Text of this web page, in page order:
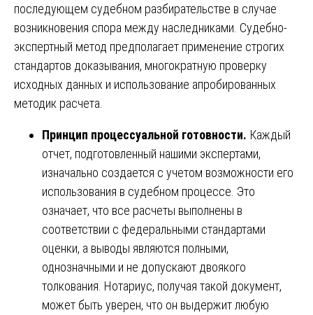
последующем судебном разбирательстве в случае
возникновения спора между наследниками. Судебно-
экспертный метод предполагает применение строгих
стандартов доказывания, многократную проверку
исходных данных и использование апробированных
методик расчета.
Принцип процессуальной готовности. Каждый
отчет, подготовленный нашими экспертами,
изначально создается с учетом возможности его
использования в судебном процессе. Это
означает, что все расчеты выполнены в
соответствии с федеральными стандартами
оценки, а выводы являются полными,
однозначными и не допускают двоякого
толкования. Нотариус, получая такой документ,
может быть уверен, что он выдержит любую